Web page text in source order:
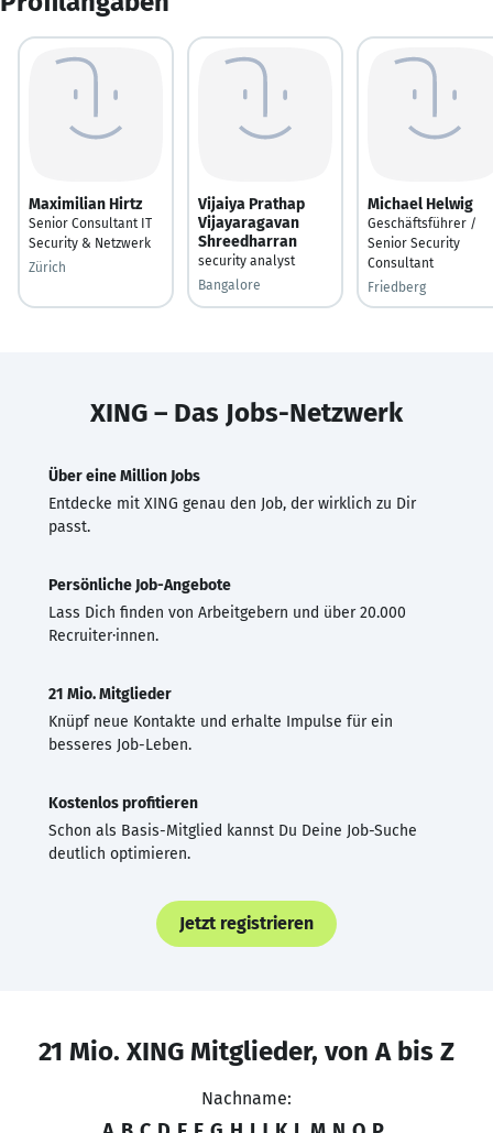
Maximilian Hirtz
Senior Consultant IT
Security & Netzwerk
Zürich
Vijaiya Prathap
Vijayaragavan
Shreedharran
security analyst
Bangalore
Michael Helwig
Geschäftsführer /
Senior Security
Consultant
Friedberg
XING – Das Jobs-Netzwerk
Über eine Million Jobs
Entdecke mit XING genau den Job, der wirklich zu Dir
passt.
Persönliche Job-Angebote
Lass Dich finden von Arbeitgebern und über 20.000
Recruiter·innen.
21 Mio. Mitglieder
Knüpf neue Kontakte und erhalte Impulse für ein
besseres Job-Leben.
Kostenlos profitieren
Schon als Basis-Mitglied kannst Du Deine Job-Suche
deutlich optimieren.
Jetzt registrieren
21 Mio. XING Mitglieder, von A bis Z
Nachname: